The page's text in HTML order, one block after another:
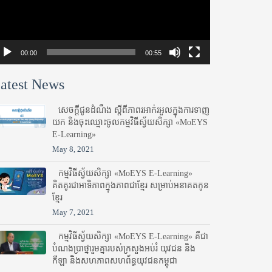
00:00 00:55
News
សេចក្តីជូនដំណឹង ស្តី​ពីភាព​រអាក់រអួល​ក្នុងការ​ទាញ​
យក និង​ចុះ​ឈ្មោះ​ចូល​កម្មវិធី​ស្វ័យសិក្សា «MoEYS
E-Learning»
May 8, 2021
កម្មវិធីស្វ័យសិក្សា «MoEYS E-Learning»
គិតគូរជាអាទិភាពក្នុងភាពជាខ្មែរ សម្រាប់អនាគតកូន
ខ្មែរ
May 7, 2021
កម្មវិធីស្វ័យសិក្សា «MoEYS E-Learning» គឺជា
បំណងប្រាថ្នារួមគ្នារបស់ក្រសួងអប់រំ​ យុវជន និង
កីឡា និងសហភាពសហព័ន្ធយុវជនកម្ពុជា